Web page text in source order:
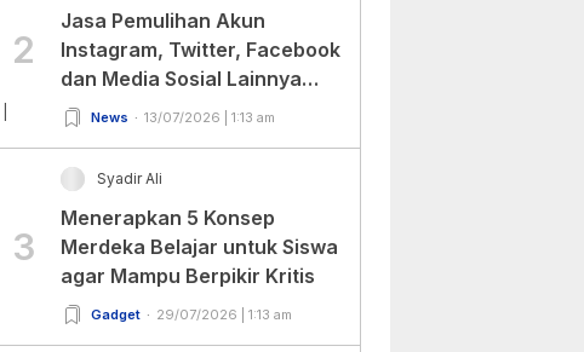
2
Jasa Pemulihan Akun
Instagram, Twitter, Facebook
dan Media Sosial Lainnya
(Update Terbaru 2022)
News 13/07/2026 | 1:13 am
3
Syadir Ali
Menerapkan 5 Konsep
Merdeka Belajar untuk Siswa
agar Mampu Berpikir Kritis
Gadget 29/07/2026 | 1:13 am